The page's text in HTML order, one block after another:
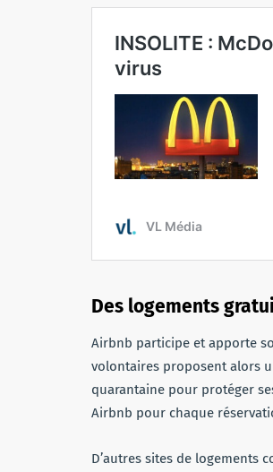
Des logements
Airbnb participe et apporte
volontaires proposent alors
quarantaine pour protéger
Airbnb pour chaque
D’autres sites de logements